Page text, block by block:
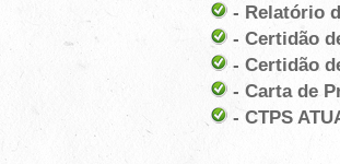
- Relatório
- Certidão
- Certidão
- Carta de
- CTPS